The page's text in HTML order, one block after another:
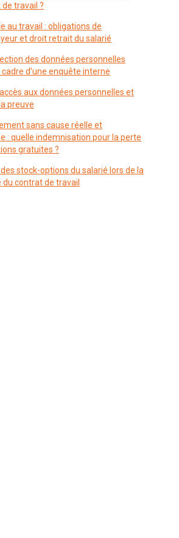
travail ?
au travail : obligations de
et droit retrait du salarié
des données personnelles
d’une enquête interne
aux données personnelles et
preuve
sans cause réelle et
: quelle indemnisation pour la perte
gratuites ?
stock-options du salarié lors de la
du contrat de travail